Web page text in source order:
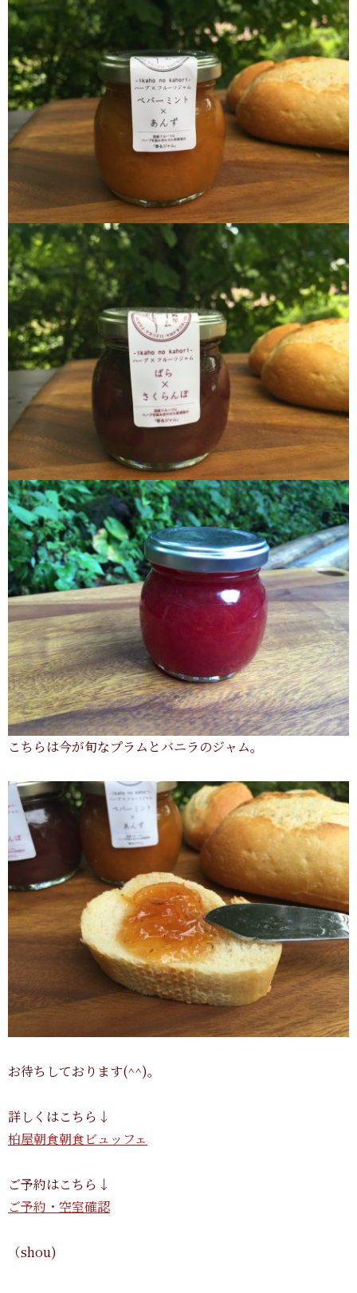
こちらは今が旬なプラムとバニラのジャム。
お待ちしております(^^)。
詳しくはこちら↓
柏屋朝食朝食ビュッフェ
ご予約はこちら↓
ご予約・空室確認
（shou)